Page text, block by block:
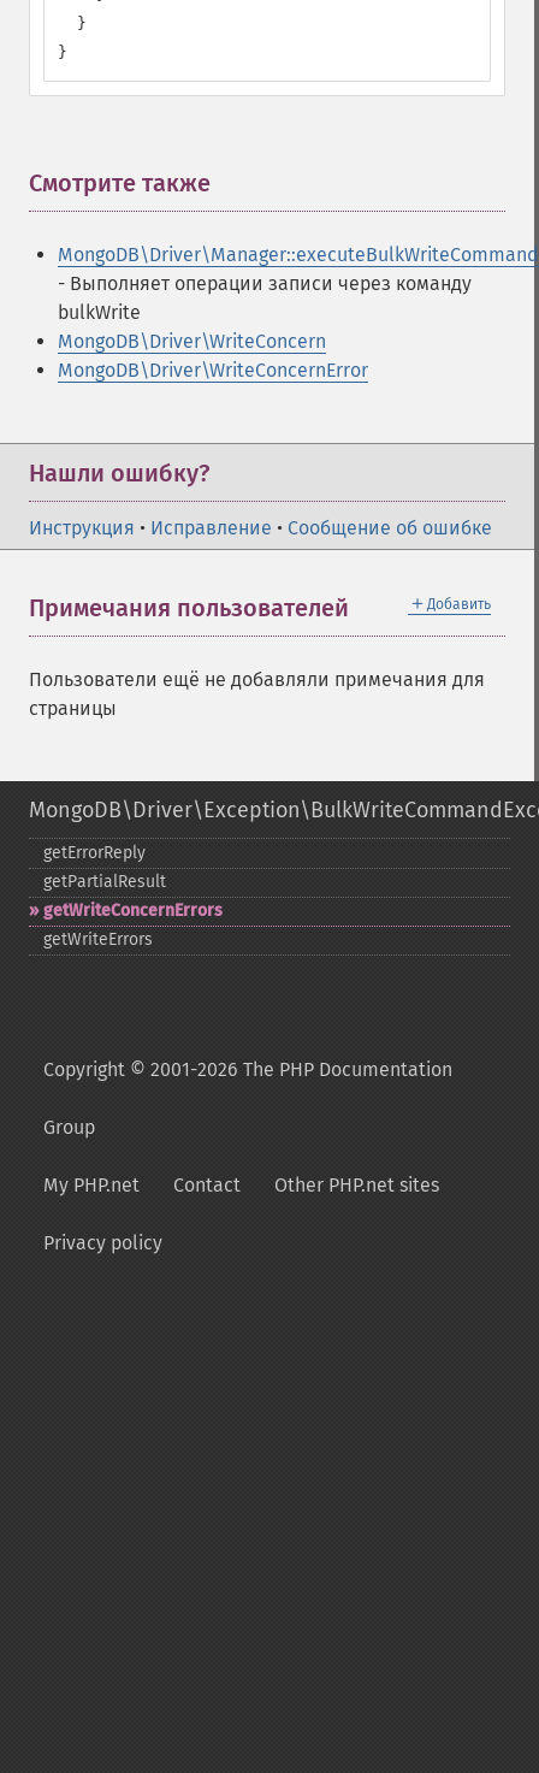
  }
}
Смотрите также
- Выполняет операции записи через команду
bulkWrite
MongoDB\Driver\WriteConcern
MongoDB\Driver\WriteConcernError
Нашли ошибку?
Инструкция • Исправление • Сообщение об ошибке
＋ Добавить
Примечания пользователей
Пользователи ещё не добавляли примечания для
страницы
getErrorReply
getPartialResult
getWriteConcernErrors
getWriteErrors
Copyright © 2001-2026 The PHP Documentation
Group
My PHP.net Contact Other PHP.net sites
Privacy policy